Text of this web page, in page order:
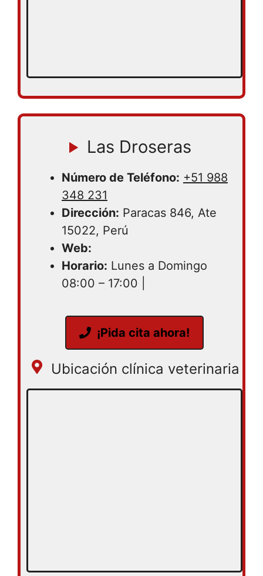
Las Droseras
Número de Teléfono: +51 988
348 231
Dirección: Paracas 846, Ate
15022, Perú
Web:
Horario: Lunes a Domingo
08:00 – 17:00 |
¡Pida cita ahora!
Ubicación clínica veterinaria